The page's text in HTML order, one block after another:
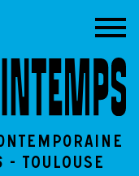
- Toulouse